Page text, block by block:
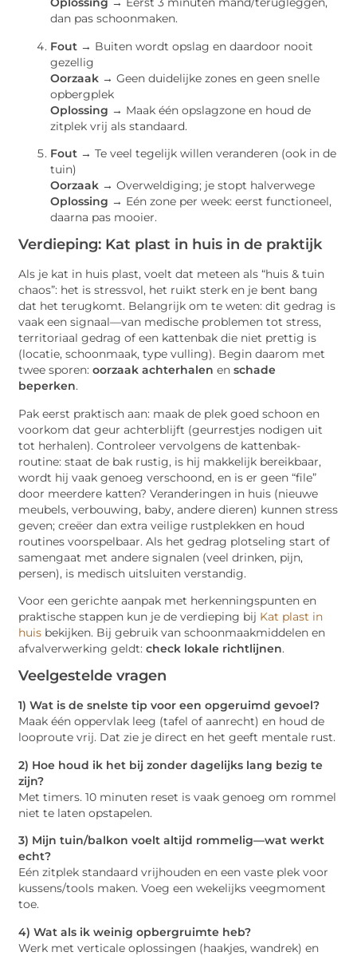
dan pas schoonmaken.
Fout → Buiten wordt opslag en daardoor nooit
gezellig
Oorzaak → Geen duidelijke zones en geen snelle
opbergplek
Oplossing → Maak één opslagzone en houd de
zitplek vrij als standaard.
Fout → Te veel tegelijk willen veranderen (ook in de
tuin)
Oorzaak → Overweldiging; je stopt halverwege
Oplossing → Eén zone per week: eerst functioneel,
daarna pas mooier.
Verdieping: Kat plast in huis in de praktijk
Als je kat in huis plast, voelt dat meteen als “huis & tuin
chaos”: het is stressvol, het ruikt sterk en je bent bang
dat het terugkomt. Belangrijk om te weten: dit gedrag is
vaak een signaal—van medische problemen tot stress,
territoriaal gedrag of een kattenbak die niet prettig is
(locatie, schoonmaak, type vulling). Begin daarom met
twee sporen:oorzaak achterhalen enschade
beperken.
Pak eerst praktisch aan: maak de plek goed schoon en
voorkom dat geur achterblijft (geurrestjes nodigen uit
tot herhalen). Controleer vervolgens de kattenbak-
routine: staat de bak rustig, is hij makkelijk bereikbaar,
wordt hij vaak genoeg verschoond, en is er geen “file”
door meerdere katten? Veranderingen in huis (nieuwe
meubels, verbouwing, baby, andere dieren) kunnen stress
geven; creëer dan extra veilige rustplekken en houd
routines voorspelbaar. Als het gedrag plotseling start of
samengaat met andere signalen (veel drinken, pijn,
persen), is medisch uitsluiten verstandig.
Voor een gerichte aanpak met herkenningspunten en
praktische stappen kun je de verdieping bij Kat plast in
huis bekijken. Bij gebruik van schoonmaakmiddelen en
afvalverwerking geldt:check lokale richtlijnen.
Veelgestelde vragen
1) Wat is de snelste tip voor een opgeruimd gevoel?
Maak één oppervlak leeg (tafel of aanrecht) en houd de
looproute vrij. Dat zie je direct en het geeft mentale rust.
2) Hoe houd ik het bij zonder dagelijks lang bezig te
zijn?
Met timers. 10 minuten reset is vaak genoeg om rommel
niet te laten opstapelen.
3) Mijn tuin/balkon voelt altijd rommelig—wat werkt
echt?
Eén zitplek standaard vrijhouden en een vaste plek voor
kussens/tools maken. Voeg een wekelijks veegmoment
toe.
4) Wat als ik weinig opbergruimte heb?
Werk met verticale oplossingen (haakjes, wandrek) en